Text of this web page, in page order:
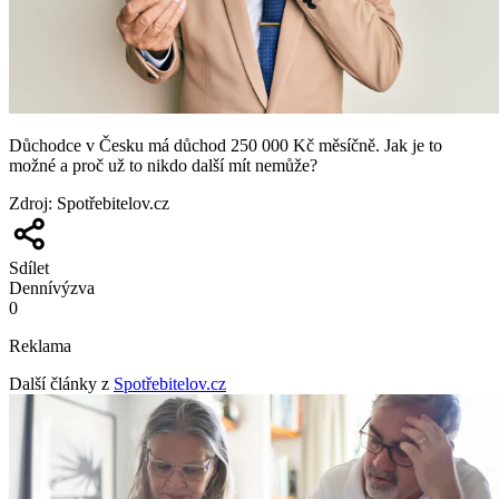
Důchodce v Česku má důchod 250 000 Kč měsíčně. Jak je to
možné a proč už to nikdo další mít nemůže?
Zdroj: Spotřebitelov.cz
Sdílet
Dennívýzva
0
Reklama
Další články z Spotřebitelov.cz